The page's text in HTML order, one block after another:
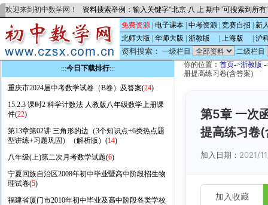
欢迎来到初中数学网！ 资料搜索举例：输入关键字“北京 八 上 期中”可搜索到所
免费资源 电子课本 中考资源 竞赛自招
新
北师大版
华师大版 浙教版 上海版 沪
资料搜索： 一级栏目
二级栏目
:::今日下载排行:::
重庆市2024届中考数学试卷（B卷）及答案(24)
15.2.3 课时2 科学计数法 人教版八年级数学上册课
件(22)
第13章第02讲 三角形的边（3个知识点+6类热点题
型讲练+习题巩固）（解析版）(14)
八年级(上)第二次月考数学试题(6)
宁夏回族自治区2008年初中毕业暨高中阶段招生物
理试卷(5)
福建省厦门市2010年初中毕业及高中阶段各类学校
你的位置： 首页->浙教版 -
册提高练习卷(含答案)
第5章 一次
提高练习卷
加入日期： 2021/
加入收藏